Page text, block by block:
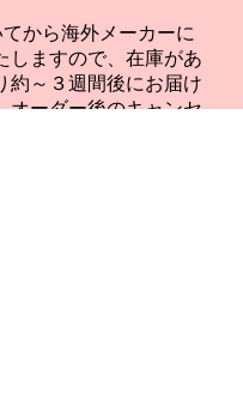
から海外メーカーに
しますので、在庫があ
約～３週間後にお届け
オーダー後のキャンセ